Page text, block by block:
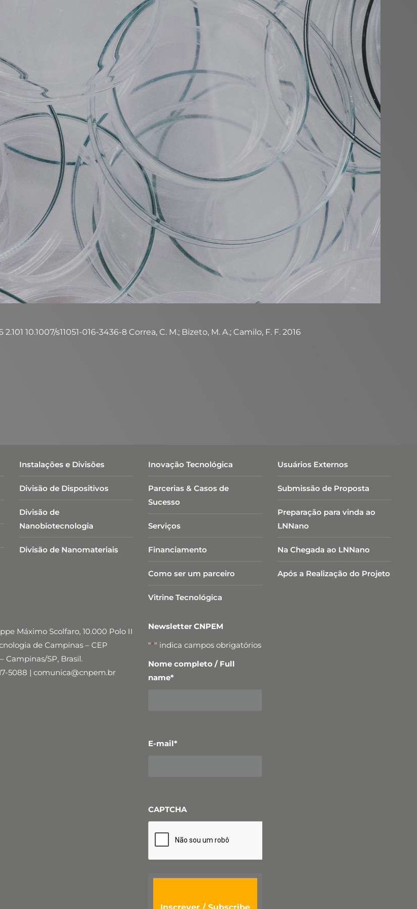
10.1007/s11051-016-3436-8 Correa, C. M.; Bizeto, M. A.; Camilo, F. F. 2016
Instalações e Divisões
Divisão de Dispositivos
Divisão de
Nanobiotecnologia​
Divisão de Nanomateriais
Inovação Tecnológica
Parcerias & Casos de
Sucesso
Serviços
Financiamento
Como ser um parceiro
Vitrine Tecnológica
Usuários Externos
Submissão de Proposta
Preparação para vinda ao
LNNano
Na Chegada ao LNNano
Após a Realização do Projeto
Máximo Scolfaro, 10.000 Polo II
de Campinas – CEP
Campinas/SP, Brasil.
5088 | comunica@cnpem.br
Newsletter CNPEM
"*" indica campos obrigatórios
Nome completo / Full
name*
E-mail*
CAPTCHA